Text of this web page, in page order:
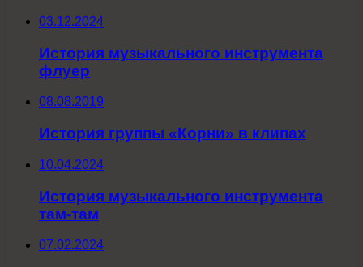
03.12.2024
История музыкального инструмента
флуер
08.08.2019
История группы «Корни» в клипах
10.04.2024
История музыкального инструмента
там-там
07.02.2024